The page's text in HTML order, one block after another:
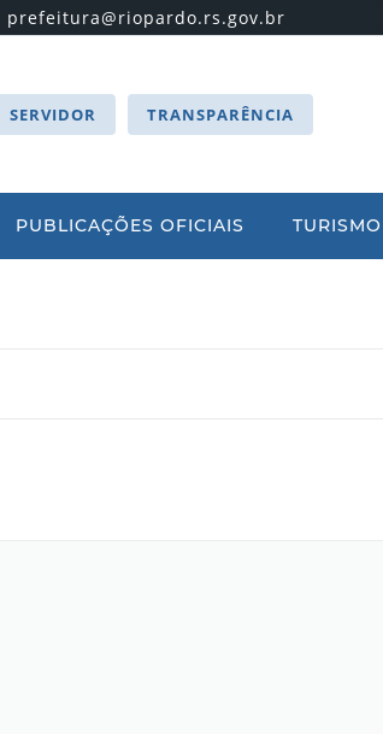
prefeitura@riopardo.rs.gov.br
SERVIDOR TRANSPARÊNCIA
PUBLICAÇÕES OFICIAIS TURISMO